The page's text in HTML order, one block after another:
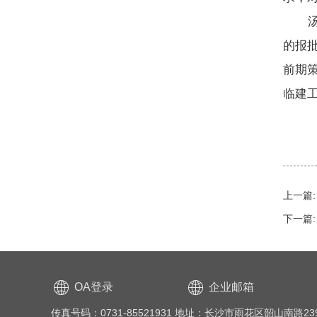
汤
的报
前期
临建
上一篇:
下一篇:
OA登录 企业邮箱
传真号码：0731-85521931 地址：长沙市雨花区韶山南路